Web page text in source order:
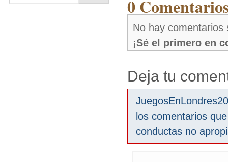
0
No hay comentarios
¡Sé el primero en
Deja tu
los comentarios
conductas no